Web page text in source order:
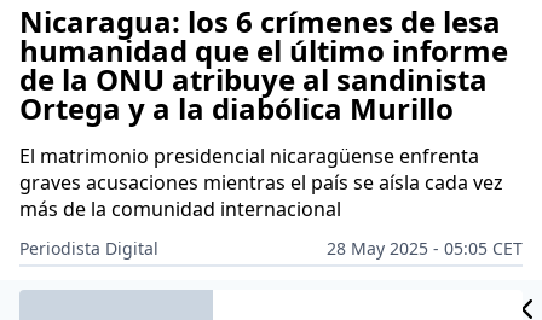
Nicaragua: los 6 crímenes de lesa
humanidad que el último informe
de la ONU atribuye al sandinista
Ortega y a la diabólica Murillo
El matrimonio presidencial nicaragüense enfrenta
graves acusaciones mientras el país se aísla cada vez
más de la comunidad internacional
Periodista Digital
28 May 2025 - 05:05 CET
Archivado en: HISPANOAMÉRICA